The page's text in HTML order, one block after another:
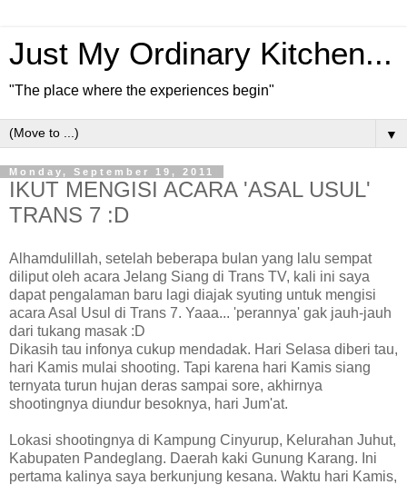
Just My Ordinary Kitchen...
"The place where the experiences begin"
▼
Monday, September 19, 2011
IKUT MENGISI ACARA 'ASAL USUL'
TRANS 7 :D
Alhamdulillah, setelah beberapa bulan yang lalu sempat
diliput oleh acara Jelang Siang di Trans TV, kali ini saya
dapat pengalaman baru lagi diajak syuting untuk mengisi
acara Asal Usul di Trans 7. Yaaa... 'perannya' gak jauh-jauh
dari tukang masak :D
Dikasih tau infonya cukup mendadak. Hari Selasa diberi tau,
hari Kamis mulai shooting. Tapi karena hari Kamis siang
ternyata turun hujan deras sampai sore, akhirnya
shootingnya diundur besoknya, hari Jum'at.
Lokasi shootingnya di Kampung Cinyurup, Kelurahan Juhut,
Kabupaten Pandeglang. Daerah kaki Gunung Karang. Ini
pertama kalinya saya berkunjung kesana. Waktu hari Kamis,